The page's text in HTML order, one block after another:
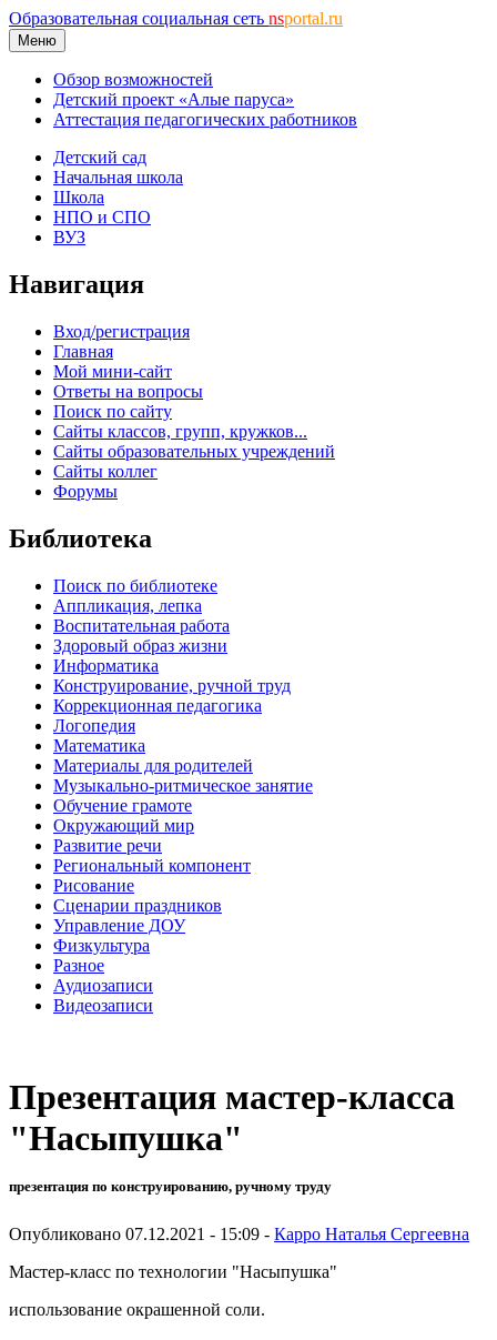
Образовательная социальная сеть nsportal.ru
Меню
Обзор возможностей
Детский проект «Алые паруса»
Аттестация педагогических работников
Детский сад
Начальная школа
Школа
НПО и СПО
ВУЗ
Навигация
Вход/регистрация
Главная
Мой мини-сайт
Ответы на вопросы
Поиск по сайту
Сайты классов, групп, кружков...
Сайты образовательных учреждений
Сайты коллег
Форумы
Библиотека
Поиск по библиотеке
Аппликация, лепка
Воспитательная работа
Здоровый образ жизни
Информатика
Конструирование, ручной труд
Коррекционная педагогика
Логопедия
Математика
Материалы для родителей
Музыкально-ритмическое занятие
Обучение грамоте
Окружающий мир
Развитие речи
Региональный компонент
Рисование
Сценарии праздников
Управление ДОУ
Физкультура
Разное
Аудиозаписи
Видеозаписи
Презентация мастер-класса
"Насыпушка"
презентация по конструированию, ручному труду
Опубликовано 07.12.2021 - 15:09 - Карро Наталья Сергеевна
Мастер-класс по технологии "Насыпушка"
использование окрашенной соли.